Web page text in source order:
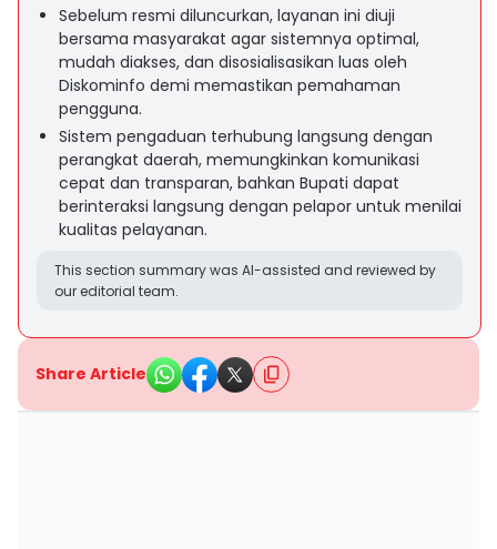
Sebelum resmi diluncurkan, layanan ini diuji
bersama masyarakat agar sistemnya optimal,
mudah diakses, dan disosialisasikan luas oleh
Diskominfo demi memastikan pemahaman
pengguna.
Sistem pengaduan terhubung langsung dengan
perangkat daerah, memungkinkan komunikasi
cepat dan transparan, bahkan Bupati dapat
berinteraksi langsung dengan pelapor untuk menilai
kualitas pelayanan.
This section summary was AI-assisted and reviewed by
our editorial team.
Share Article